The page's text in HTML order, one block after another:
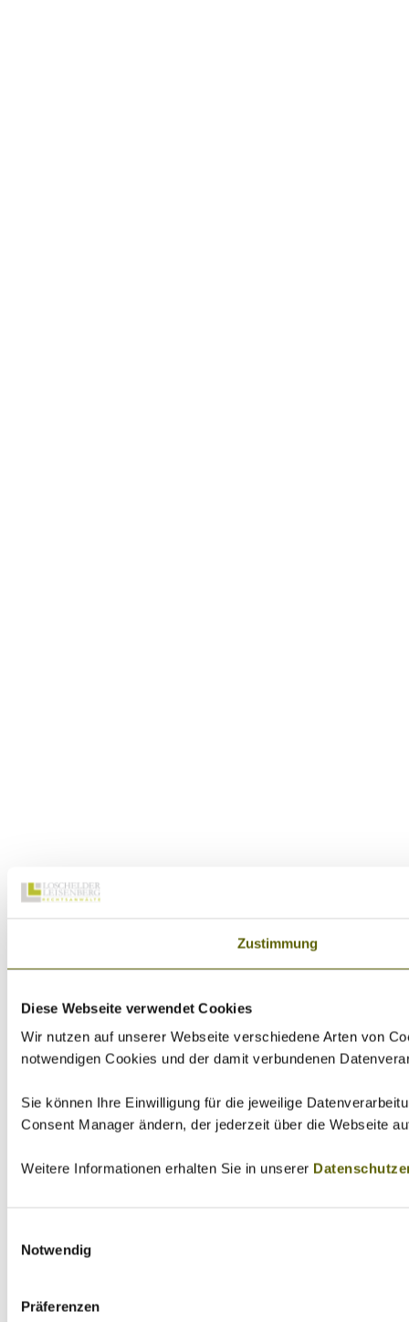
Zustimmung
Diese Webseite verwendet Cookies
Wir nutzen auf unserer Webseite verschiedene Arten von
notwendigen Cookies und der damit verbundenen
Sie können Ihre Einwilligung für die jeweilige
Consent Manager ändern, der jederzeit über die Webseite
Weitere Informationen erhalten Sie in unserer
Notwendig
Präferenzen